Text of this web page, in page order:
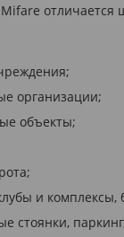
отличается
организации;
объекты;
и комплексы,
стоянки,